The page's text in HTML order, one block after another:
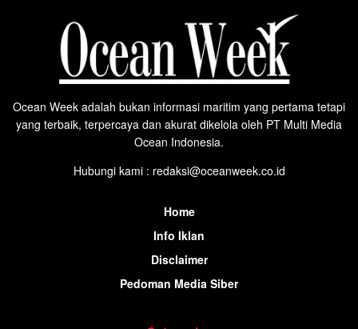
Ocean Week adalah bukan informasi maritim yang pertama tetapi
yang terbaik, terpercaya dan akurat dikelola oleh PT Multi Media
Ocean Indonesia.
Hubungi kami : redaksi@oceanweek.co.id
Home
Info Iklan
Disclaimer
Pedoman Media Siber